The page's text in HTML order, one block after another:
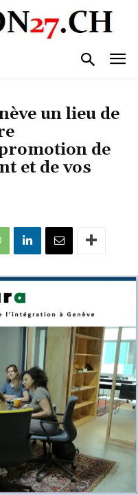
un lieu de
de
et de vos